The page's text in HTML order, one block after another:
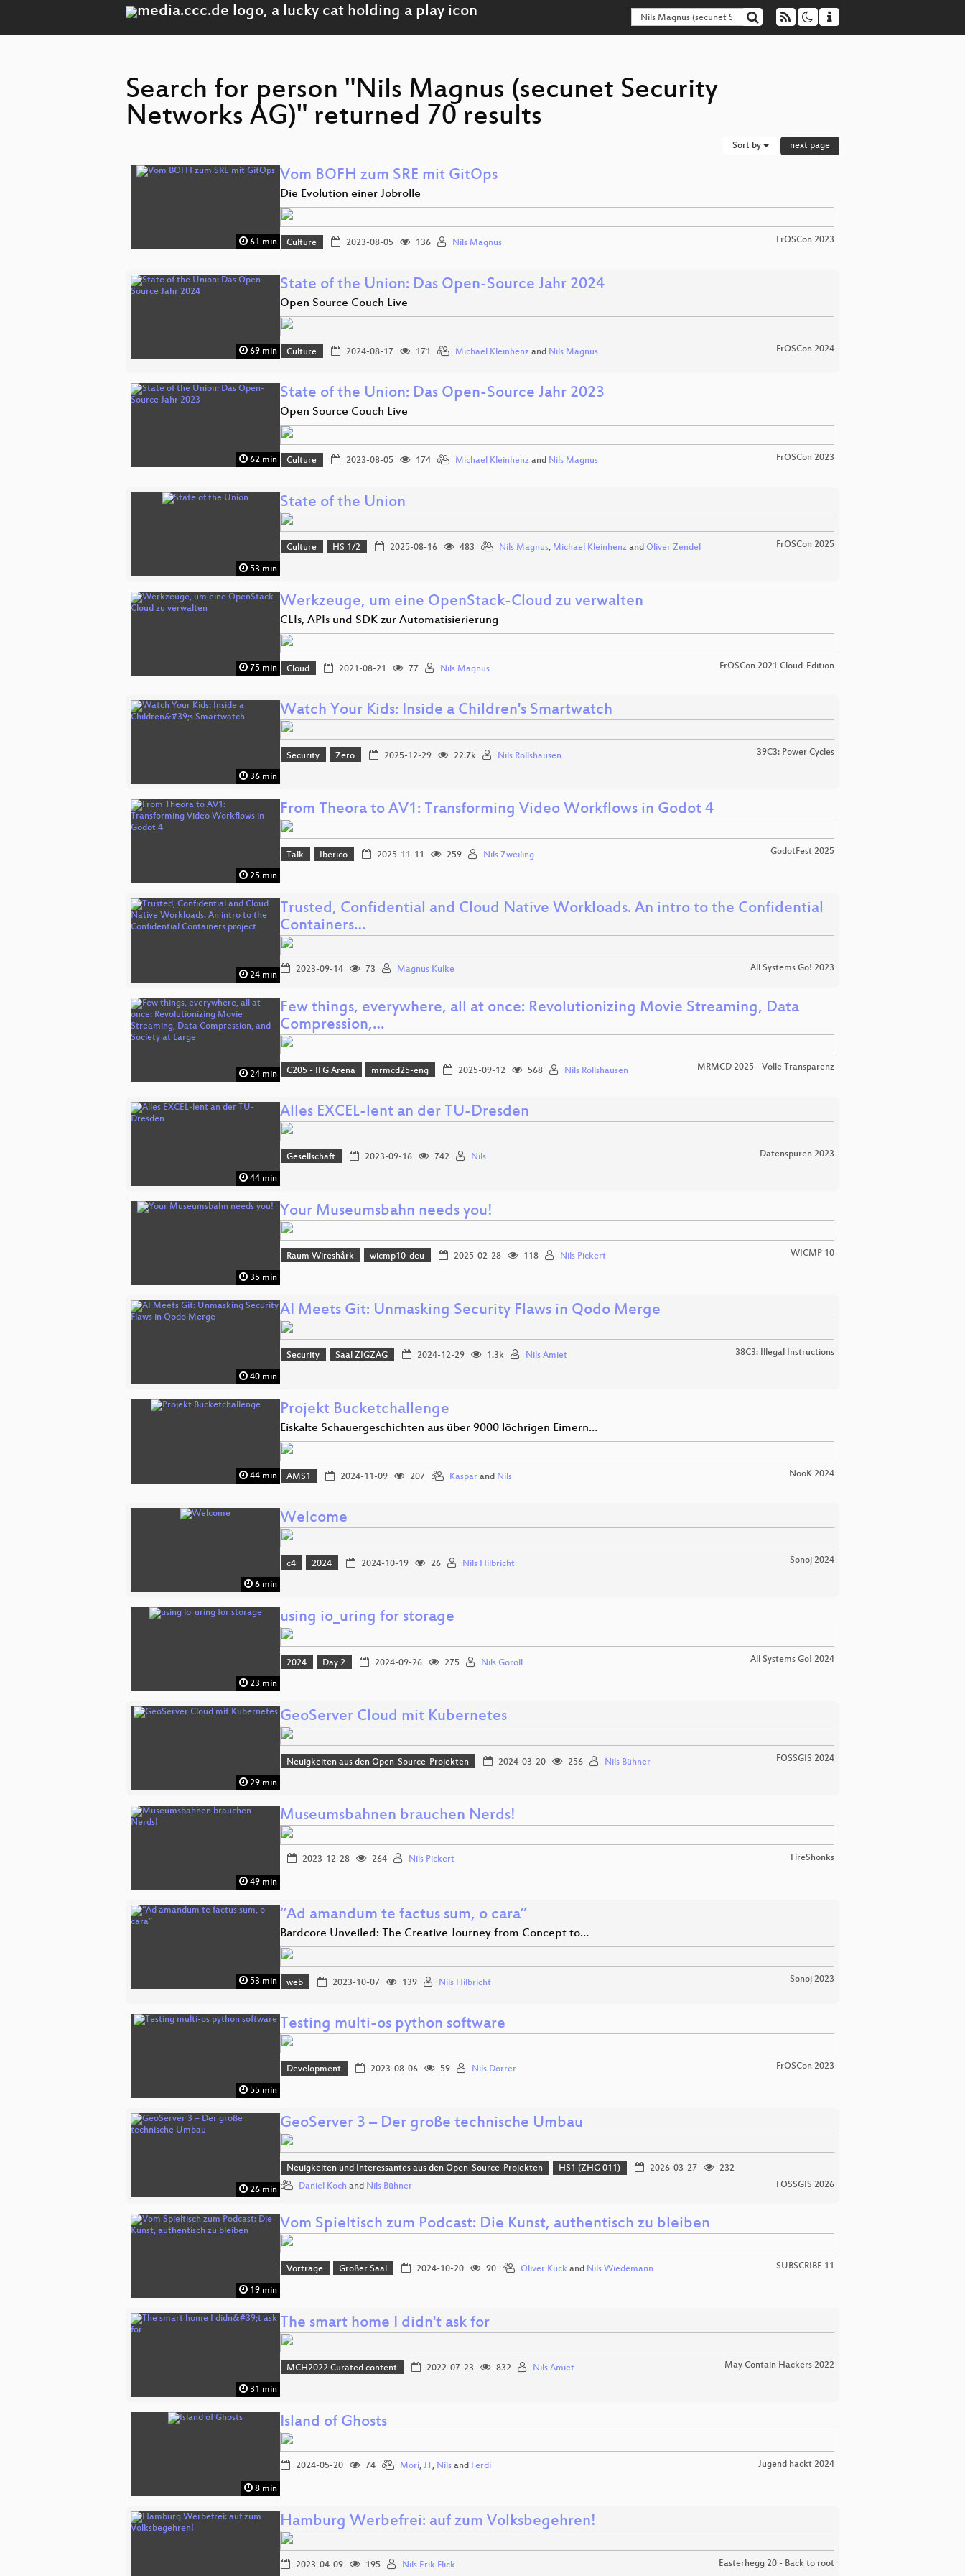
Search for person "Nils Magnus (secunet Security
Networks AG)" returned 70 results
Sort by next page
61 min
Vom BOFH zum SRE mit GitOps
Die Evolution einer Jobrolle
Culture 2023-08-05 136 Nils Magnus FrOSCon 2023
69 min
State of the Union: Das Open-Source Jahr 2024
Open Source Couch Live
Culture 2024-08-17 171 Michael Kleinhenzand Nils Magnus FrOSCon 2024
62 min
State of the Union: Das Open-Source Jahr 2023
Open Source Couch Live
Culture 2023-08-05 174 Michael Kleinhenzand Nils Magnus FrOSCon 2023
53 min
State of the Union
Culture HS 1/2 2025-08-16 483 Nils Magnus, Michael Kleinhenzand Oliver Zendel FrOSCon 2025
75 min
Werkzeuge, um eine OpenStack-Cloud zu verwalten
CLIs, APIs und SDK zur Automatisierierung
Cloud 2021-08-21 77 Nils Magnus FrOSCon 2021 Cloud-Edition
36 min
Watch Your Kids: Inside a Children's Smartwatch
Security Zero 2025-12-29 22.7k Nils Rollshausen 39C3: Power Cycles
25 min
From Theora to AV1: Transforming Video Workflows in Godot 4
Talk Iberico 2025-11-11 259 Nils Zweiling GodotFest 2025
24 min
Trusted, Confidential and Cloud Native Workloads. An intro to the Confidential
Containers…
2023-09-14 73 Magnus Kulke All Systems Go! 2023
24 min
Few things, everywhere, all at once: Revolutionizing Movie Streaming, Data
Compression,…
C205 - IFG Arena mrmcd25-eng 2025-09-12 568 Nils Rollshausen MRMCD 2025 - Volle Transparenz
44 min
Alles EXCEL-lent an der TU-Dresden
Gesellschaft 2023-09-16 742 Nils Datenspuren 2023
35 min
Your Museumsbahn needs you!
Raum Wireshårk wicmp10-deu 2025-02-28 118 Nils Pickert WICMP 10
40 min
AI Meets Git: Unmasking Security Flaws in Qodo Merge
Security Saal ZIGZAG 2024-12-29 1.3k Nils Amiet 38C3: Illegal Instructions
44 min
Projekt Bucketchallenge
Eiskalte Schauergeschichten aus über 9000 löchrigen Eimern…
AMS1 2024-11-09 207 Kasparand Nils NooK 2024
6 min
Welcome
c4 2024 2024-10-19 26 Nils Hilbricht Sonoj 2024
23 min
using io_uring for storage
2024 Day 2 2024-09-26 275 Nils Goroll All Systems Go! 2024
29 min
GeoServer Cloud mit Kubernetes
Neuigkeiten aus den Open-Source-Projekten 2024-03-20 256 Nils Bühner FOSSGIS 2024
49 min
Museumsbahnen brauchen Nerds!
2023-12-28 264 Nils Pickert FireShonks
53 min
“Ad amandum te factus sum, o cara”
Bardcore Unveiled: The Creative Journey from Concept to…
web 2023-10-07 139 Nils Hilbricht Sonoj 2023
55 min
Testing multi-os python software
Development 2023-08-06 59 Nils Dörrer FrOSCon 2023
26 min
GeoServer 3 – Der große technische Umbau
Neuigkeiten und Interessantes aus den Open-Source-Projekten HS1 (ZHG 011) 2026-03-27
232
Daniel Koch and Nils Bühner FOSSGIS 2026
19 min
Vom Spieltisch zum Podcast: Die Kunst, authentisch zu bleiben
Vorträge Großer Saal 2024-10-20 90 Oliver Kückand Nils Wiedemann SUBSCRIBE 11
31 min
The smart home I didn't ask for
MCH2022 Curated content 2022-07-23 832 Nils Amiet May Contain Hackers 2022
8 min
Island of Ghosts
2024-05-20 74 Mori, JT, Nils and Ferdi Jugend hackt 2024
Hamburg Werbefrei: auf zum Volksbegehren!
2023-04-09 195 Nils Erik Flick Easterhegg 20 - Back to root